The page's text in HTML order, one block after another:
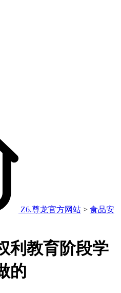
Z6.尊龙官方网站 > 食品安
利教育阶段学
的